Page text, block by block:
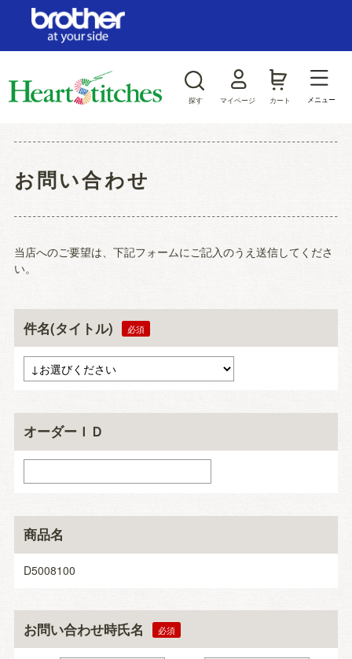
探す マイページ カート メニュー
お問い合わせ
当店へのご要望は、下記フォームにご記入のうえ送信してくださ
い。
件名(タイトル)
オーダーＩＤ
商品名
D5008100
お問い合わせ時氏名
ログイン/新規会員登録
ジャンルから探す